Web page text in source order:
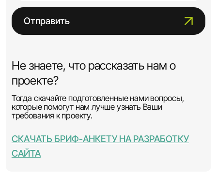
Отправить
Не знаете, что рассказать нам о
проекте?
Тогда скачайте подготовленные нами вопросы,
которые помогут нам лучше узнать Ваши
требования к проекту.
СКАЧАТЬ БРИФ-АНКЕТУ НА РАЗРАБОТКУ
САЙТА